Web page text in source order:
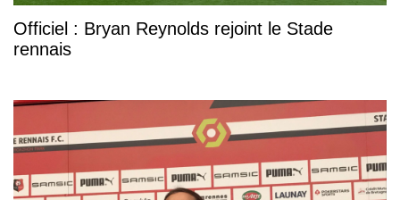
Officiel : Bryan Reynolds rejoint le Stade
rennais